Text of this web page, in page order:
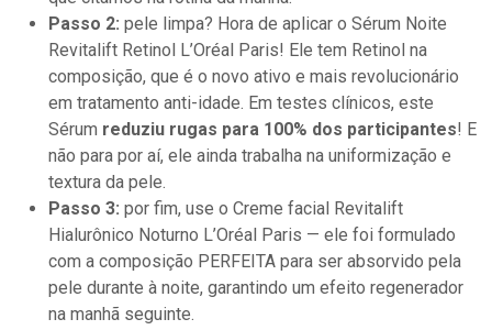
Passo 2: pele limpa? Hora de aplicar o Sérum Noite
Revitalift Retinol L’Oréal Paris! Ele tem Retinol na
composição, que é o novo ativo e mais revolucionário
em tratamento anti-idade. Em testes clínicos, este
Sérum reduziu rugas para 100% dos participantes! E
não para por aí, ele ainda trabalha na uniformização e
textura da pele.
Passo 3: por fim, use o Creme facial Revitalift
Hialurônico Noturno L’Oréal Paris — ele foi formulado
com a composição PERFEITA para ser absorvido pela
pele durante à noite, garantindo um efeito regenerador
na manhã seguinte.